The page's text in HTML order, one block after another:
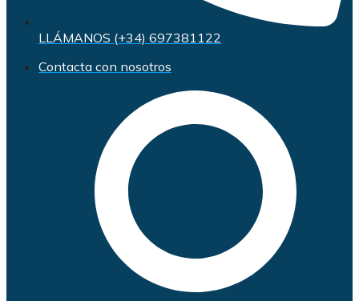
LLÁMANOS (+34) 697381122
Contacta con nosotros